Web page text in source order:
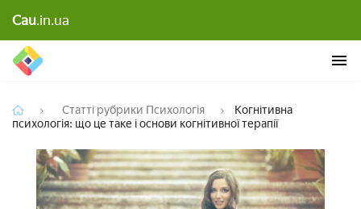
Cau.in.uaкогнітивної терапії
Статті рубрики Психологія
Когнітивна
психологія: що це таке і основи когнітивної терапії